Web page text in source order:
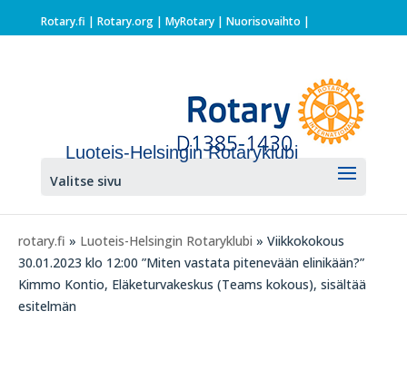
Rotary.fi | Rotary.org| MyRotary | Nuorisovaihto |
Luoteis-Helsingin Rotaryklubi
Valitse sivu
rotary.fi » Luoteis-Helsingin Rotaryklubi » Viikkokokous
30.01.2023 klo 12:00 ”Miten vastata pitenevään elinikään?”
Kimmo Kontio, Eläketurvakeskus (Teams kokous), sisältää
esitelmän